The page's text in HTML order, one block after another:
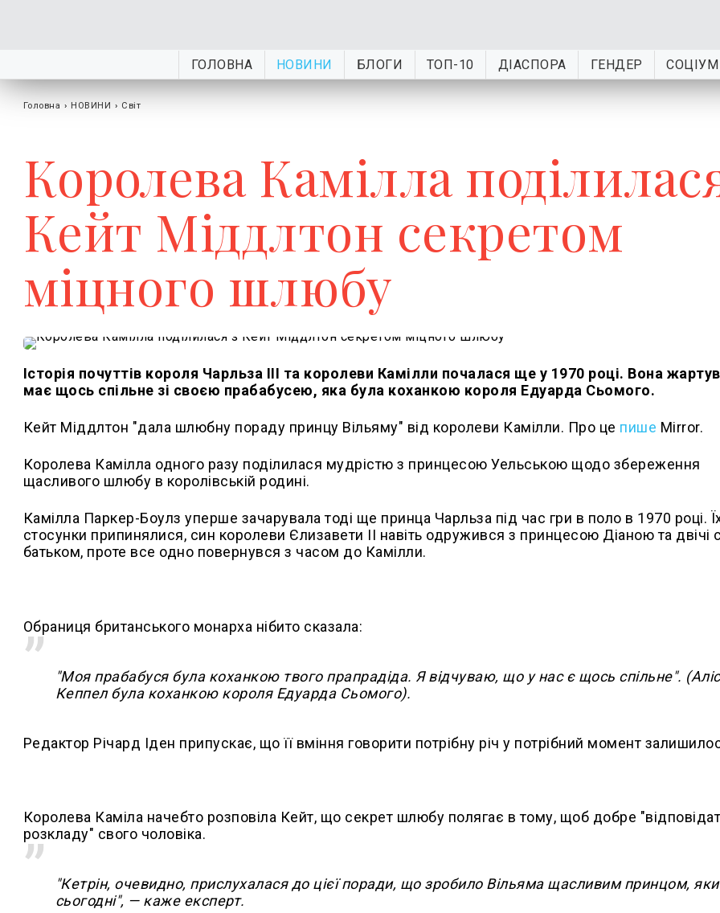
ГОЛОВНА НОВИНИ БЛОГИ ТОП-10 ДІАСПОРА ГЕНДЕР СОЦІУМ
Головна › НОВИНИ › Світ
Королева Камілла
Кейт Міддлтон секретом
міцного шлюбу
Історія почуттів короля Чарльза ІІІ та королеви Камілли почалася ще у 1970 році. Вона
має щось спільне зі своєю прабабусею, яка була коханкою короля Едуарда Сьомого.
Кейт Міддлтон "дала шлюбну пораду принцу Вільяму" від королеви Камілли. Про це пише Mirror.
Королева Камілла одного разу поділилася мудрістю з принцесою Уельською щодо збереження
щасливого шлюбу в королівській родині.
Камілла Паркер-Боулз уперше зачарувала тоді ще принца Чарльза під час гри в поло в 1970 році.
стосунки припинялися, син королеви Єлизавети ІІ навіть одружився з принцесою Діаною та двічі
батьком, проте все одно повернувся з часом до Камілли.
Обраниця британського монарха нібито сказала:
"Моя прабабуся була коханкою твого прапрадіда. Я відчуваю, що у нас є щось спільне".
Кеппел була коханкою короля Едуарда Сьомого).
Редактор Річард Іден припускає, що її вміння говорити потрібну річ у потрібний момент
Королева Каміла начебто розповіла Кейт, що секрет шлюбу полягає в тому, щоб добре
розкладу" свого чоловіка.
"Кетрін, очевидно, прислухалася до цієї поради, що зробило Вільяма щасливим принцом,
сьогодні", — каже експерт.